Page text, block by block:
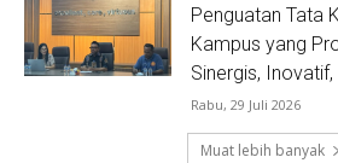
Penguatan Tata
Kampus yang
Sinergis,
Rabu, 29 Juli 2026
Muat lebih banyak